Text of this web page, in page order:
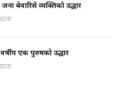
जना बेवारिसे व्यक्तिकाे उद्धार
एक पुरुषकाे उद्धार